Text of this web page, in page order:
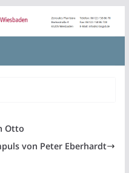
Otto
von Peter Eberhardt